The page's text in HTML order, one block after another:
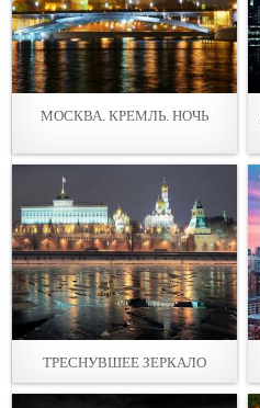
МОСКВА. КРЕМЛЬ. НОЧЬ
ТРЕСНУВШЕЕ ЗЕРКАЛО